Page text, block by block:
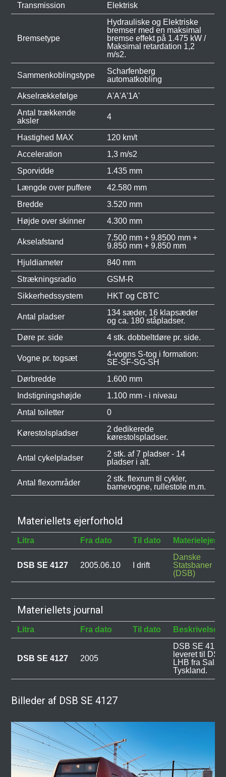
Transmission Elektrisk
Bremsetype
Hydrauliske og Elektriske
bremser med en maksimal
bremse effekt på 1.475 kW /
Maksimal retardation 1,2
m/s2.
Sammenkoblingstype
Scharfenberg
automatkobling
Akselrækkefølge
A'A'A'1A'
Antal trækkende
aksler
4
Hastighed MAX
120 km/t
Acceleration
1,3 m/s2
Sporvidde
1.435 mm
Længde over puffere
42.580 mm
Bredde
3.520 mm
Højde over skinner
4.300 mm
Akselafstand
7.500 mm + 9.8500 mm +
9.850 mm + 9.850 mm
Hjuldiameter
840 mm
Strækningsradio
GSM-R
Sikkerhedssystem
HKT og CBTC
Antal pladser
134 sæder, 16 klapsæder
og ca. 180 ståpladser.
Døre pr. side
4 stk. dobbeltdøre pr. side.
Vogne pr. togsæt
4-vogns S-tog i formation:
SE-SF-SG-SH
Dørbredde
1.600 mm
Indstigningshøjde
1.100 mm - i niveau
Antal toiletter
0
Kørestolspladser
2 dedikerede
kørestolspladser.
Antal cykelpladser
2 stk. af 7 pladser - 14
pladser i alt.
Antal flexområder
2 stk. flexrum til cykler,
barnevogne, rullestole m.m.
Materiellets ejerforhold
Litra Fra dato Til dato Materielejer
DSB SE 4127 2005.06.10 I drift
Danske
Statsbaner
(DSB)
Materiellets journal
Litra Fra dato Til dato Beskrivelse
DSB SE 4127 2005
DSB SE 4127
leveret til
LHB fra
Tyskland.
Billeder af DSB SE 4127